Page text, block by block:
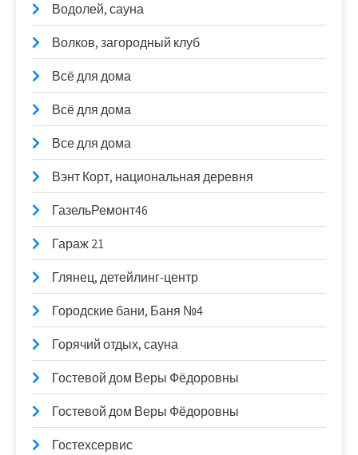
Водолей, сауна
Волков, загородный клуб
Всё для дома
Всё для дома
Все для дома
Вэнт Корт, национальная деревня
ГазельРемонт46
Гараж 21
Глянец, детейлинг-центр
Городские бани, Баня №4
Горячий отдых, сауна
Гостевой дом Веры Фёдоровны
Гостевой дом Веры Фёдоровны
Гостехсервис